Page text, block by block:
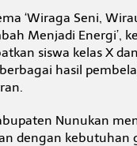
N
u
n
k
D
u
‘Wiraga Seni,
Menjadi Energi’,
siswa kelas X
hasil
Nunukan
dengan kebutuhan